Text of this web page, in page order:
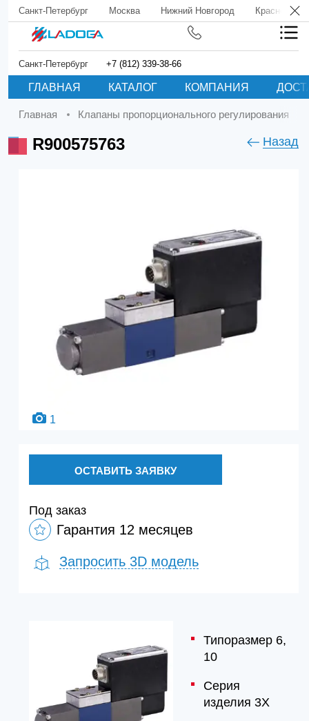
Санкт-Петербург Москва Нижний Новгород Краснодар
Санкт-Петербург +7 (812) 339-38-66
ГЛАВНАЯ КАТАЛОГ КОМПАНИЯ
Главная Клапаны пропорционального регулирования
R900575763 Назад
1
ОСТАВИТЬ ЗАЯВКУ
Под заказ
Гарантия 12 месяцев
Запросить 3D модель
Типоразмер 6,
10
Серия
изделия 3X